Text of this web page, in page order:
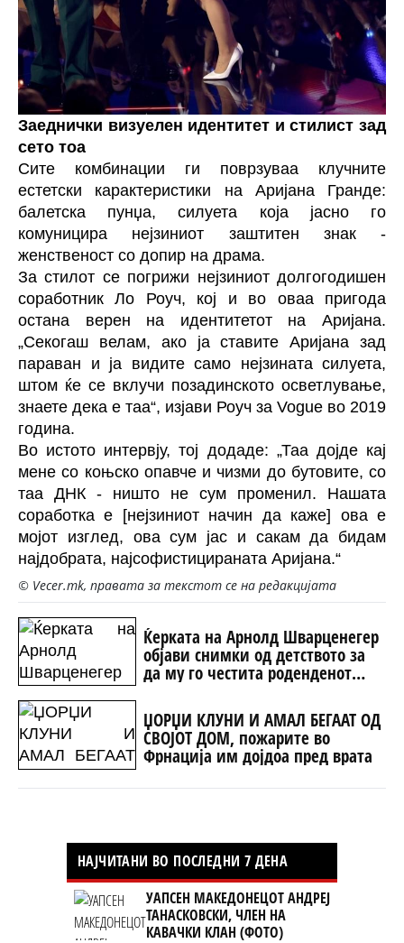
Заеднички визуелен идентитет и стилист зад
сето тоа
Сите комбинации ги поврзуваа клучните
естетски карактеристики на Аријана Гранде:
балетска пунџа, силуета која јасно го
комуницира нејзиниот заштитен знак -
женственост со допир на драма.
За стилот се погрижи нејзиниот долгогодишен
соработник Ло ​​Роуч, кој и во оваа пригода
остана верен на идентитетот на Аријана.
„Секогаш велам, ако ја ставите Аријана зад
параван и ја видите само нејзината силуета,
штом ќе се вклучи позадинското осветлување,
знаете дека е таа“, изјави Роуч за Vogue во 2019
година.
Во истото интервју, тој додаде: „Таа дојде кај
мене со коњско опавче и чизми до бутовите, со
таа ДНК - ништо не сум променил. Нашата
соработка е [нејзиниот начин да каже] ова е
мојот изглед, ова сум јас и сакам да бидам
најдобрата, најсофистицираната Аријана.“
© Vecer.mk, правата за текстот се на редакцијата
Ќерката на Арнолд Шварценегер
објави снимки од детството за
да му го честита роденденот
ЏОРЏИ КЛУНИ И АМАЛ БЕГААТ ОД
СВОЈОТ ДОМ, пожарите во
Фрнација им дојдоа пред врата
НАЈЧИТАНИ ВО ПОСЛЕДНИ 7 ДЕНА
УАПСЕН МАКЕДОНЕЦОТ АНДРЕЈ
ТАНАСКОВСКИ, ЧЛЕН НА
КАВАЧКИ КЛАН (ФОТО)